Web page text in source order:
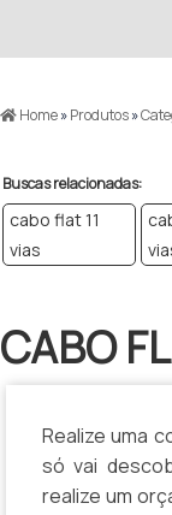
Home»Produtos»
Buscas relacionadas:
cabo flat 11
vias
CABO
Realize uma
só vai
realize um